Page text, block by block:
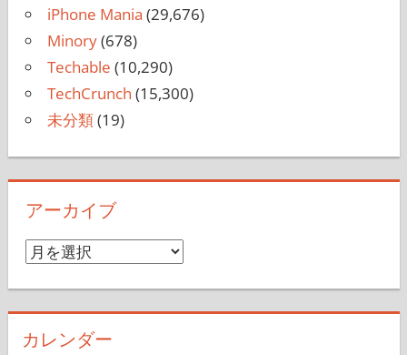
iPhone Mania (29,676)
Minory(678)
Techable (10,290)
TechCrunch (15,300)
未分類(19)
アーカイブ
ア
イ
カレンダー